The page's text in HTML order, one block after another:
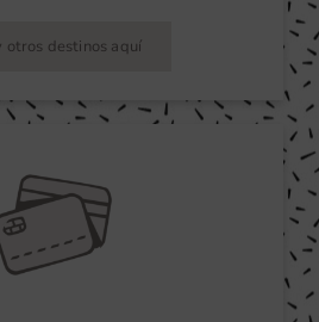
otros destinos aquí